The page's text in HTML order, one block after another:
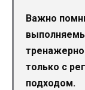
Важно
только с
подходом.